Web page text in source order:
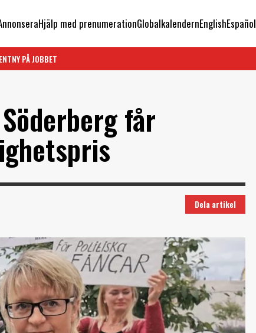
Hjälp med prenumerationGlobalkalendernEnglishEspañol
NY PÅ JOBBET
får
Dela artikel